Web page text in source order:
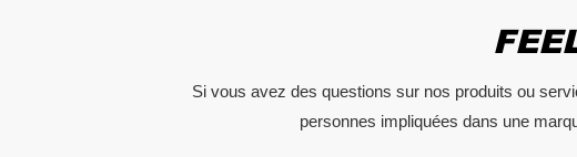
Si vous avez des questions sur nos produits ou
personnes impliquées dans une